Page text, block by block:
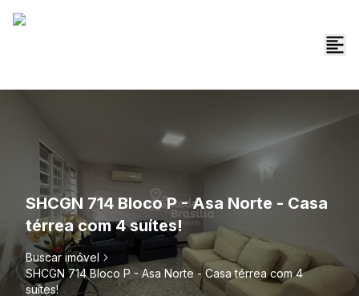
SHCGN 714 Bloco P - Asa Norte - Casa
térrea com 4 suítes!
Buscar imóvel
SHCGN 714 Bloco P - Asa Norte - Casa térrea com 4
suítes!